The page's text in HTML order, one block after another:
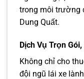
trong môi trường
Dung Quất.
Dịch Vụ Trọn
Không chỉ cho
đội ngũ lái xe